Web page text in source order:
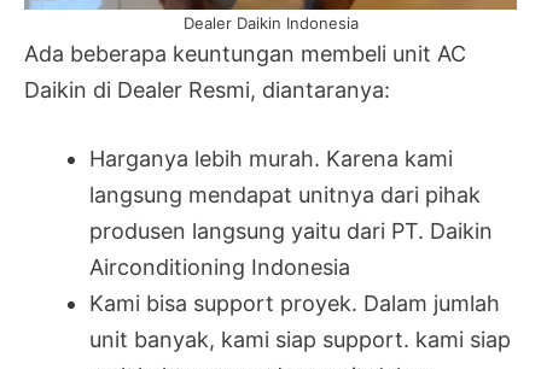
Dealer Daikin Indonesia
Ada beberapa keuntungan membeli unit AC
Daikin di Dealer Resmi, diantaranya:
Harganya lebih murah. Karena kami
langsung mendapat unitnya dari pihak
produsen langsung yaitu dari PT. Daikin
Airconditioning Indonesia
Kami bisa support proyek. Dalam jumlah
unit banyak, kami siap support. kami siap